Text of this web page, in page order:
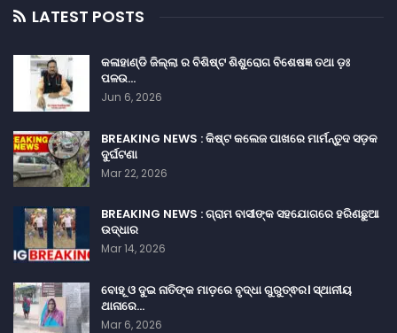
LATEST POSTS
କଳାହାଣ୍ଡି ଜିଲ୍ଲା ର ବିଶିଷ୍ଟ ଶିଶୁରୋଗ ବିଶେଷଜ୍ଞ ତଥା ଡ଼ଃ
ପଳଉ…
Jun 6, 2026
BREAKING NEWS : କିଷ୍ଟ କଲେଜ ପାଖରେ ମାର୍ମନ୍ତୁଦ ସଡ଼କ
ଦୁର୍ଘଟଣା
Mar 22, 2026
BREAKING NEWS : ଗ୍ରାମ ବାସୀଙ୍କ ସହଯୋଗରେ ହରିଣଛୁଆ
ଉଦ୍ଧାର
Mar 14, 2026
ବୋହୂ ଓ ଦୁଇ ନାତିଙ୍କ ମାଡ଼ରେ ବୃଦ୍ଧା ଗୁରୁତ୍ଵର। ସ୍ଥାନୀୟ
ଥାନାରେ…
Mar 6, 2026